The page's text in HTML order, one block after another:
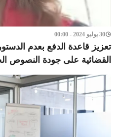
30 يوليو 2024 - 00:00
تعزيز قاعدة الدفع بعدم
القضائية على جودة النصوص